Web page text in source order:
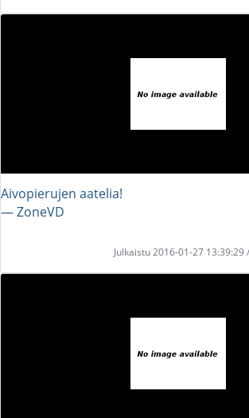
Aivopierujen aatelia!
― ZoneVD
Julkaistu 2016-01-27